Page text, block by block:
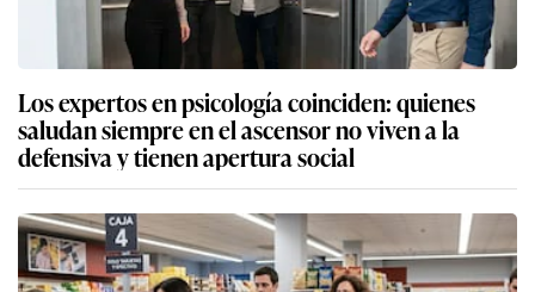
Los expertos en psicología coinciden: quienes
saludan siempre en el ascensor no viven a la
defensiva y tienen apertura social